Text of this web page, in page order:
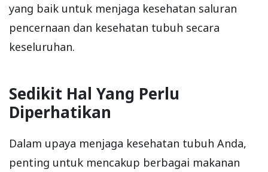
yang baik untuk menjaga kesehatan saluran
pencernaan dan kesehatan tubuh secara
keseluruhan.
Sedikit Hal Yang Perlu
Diperhatikan
Dalam upaya menjaga kesehatan tubuh Anda,
penting untuk mencakup berbagai makanan